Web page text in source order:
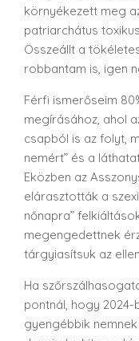
környékezett meg
patriarchátus
Összeállt a
robbantam is, igen
Férfi ismerőseim
megírásához, ahol
csapból is az folyt,
nemért” és a
Eközben az
elárasztották a
nőnapra”
megengedettnek
tárgyiasítsuk az
Ha
pontnál, hogy
gyengébbik